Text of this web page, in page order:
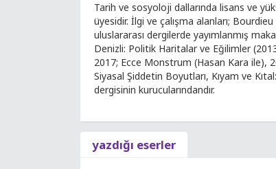
Tarih ve sosyoloji dallarında lisans ve
üyesidir. İlgi ve çalışma alanları;
uluslararası dergilerde yayımlanmış
Denizli: Politik Haritalar ve Eğilimler
2017; Ecce Monstrum (Hasan Kara ile),
Siyasal Şiddetin Boyutları, Kıyam ve
dergisinin kurucularındandır.
yazdığı eserler